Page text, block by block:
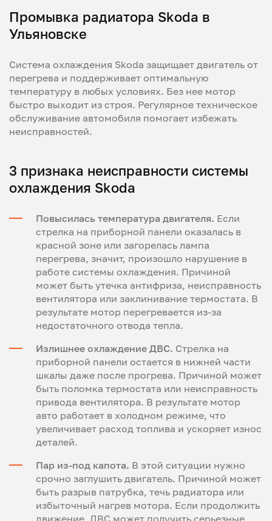
Промывка радиатора Skoda в
Ульяновске
Система охлаждения Skoda защищает двигатель от
перегрева и поддерживает оптимальную
температуру в любых условиях. Без нее мотор
быстро выходит из строя. Регулярное техническое
обслуживание автомобиля помогает избежать
неисправностей.
3 признака неисправности системы
охлаждения Skoda
Повысилась температура двигателя. Если
стрелка на приборной панели оказалась в
красной зоне или загорелась лампа
перегрева, значит, произошло нарушение в
работе системы охлаждения. Причиной
может быть утечка антифриза, неисправность
вентилятора или заклинивание термостата. В
результате мотор перегревается из-за
недостаточного отвода тепла.
Излишнее охлаждение ДВС. Стрелка на
приборной панели остается в нижней части
шкалы даже после прогрева. Причиной может
быть поломка термостата или неисправность
привода вентилятора. В результате мотор
авто работает в холодном режиме, что
увеличивает расход топлива и ускоряет износ
деталей.
Пар из-под капота. В этой ситуации нужно
срочно заглушить двигатель. Причиной может
быть разрыв патрубка, течь радиатора или
избыточный нагрев мотора. Если продолжить
движение, ДВС может получить серьезные